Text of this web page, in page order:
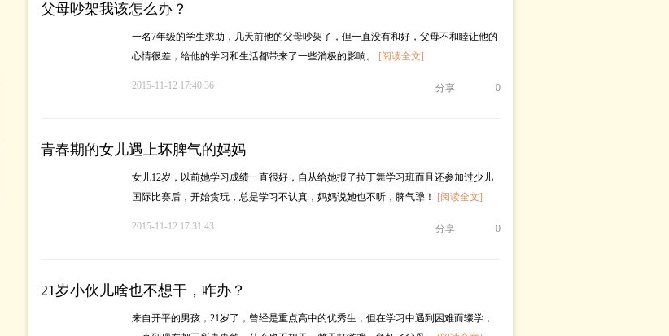
父母吵架我该怎么办？
一名7年级的学生求助，几天前他的父母吵架了，但一直没有和好，父母不和睦让他的
心情很差，给他的学习和生活都带来了一些消极的影响。
[阅读全文]
2015-11-12 17:40:36 0
分享
青春期的女儿遇上坏脾气的妈妈
女儿12岁，以前她学习成绩一直很好，自从给她报了拉丁舞学习班而且还参加过少儿
国际比赛后，开始贪玩，总是学习不认真，妈妈说她也不听，脾气犟！
[阅读全文]
2015-11-12 17:31:43 0
分享
21岁小伙儿啥也不想干，咋办？
来自开平的男孩，21岁了，曾经是重点高中的优秀生，但在学习中遇到困难而辍学，